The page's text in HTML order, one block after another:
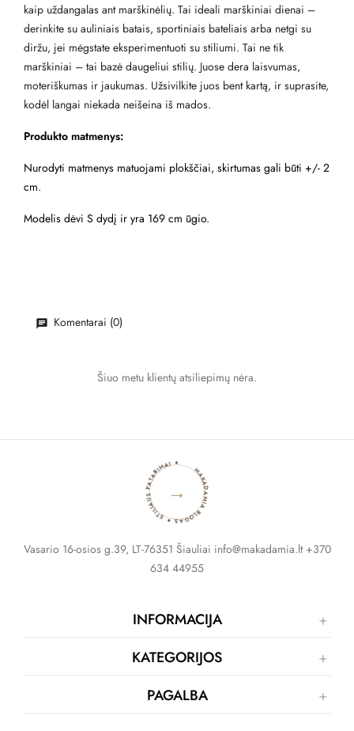
kaip uždangalas ant marškinėlių. Tai ideali marškiniai dienai –
derinkite su auliniais batais, sportiniais bateliais arba netgi su
diržu, jei mėgstate eksperimentuoti su stiliumi. Tai ne tik
marškiniai – tai bazė daugeliui stilių. Juose dera laisvumas,
moteriškumas ir jaukumas. Užsivilkite juos bent kartą, ir suprasite,
kodėl langai niekada neišeina iš mados.
Produkto matmenys:
Nurodyti matmenys matuojami plokščiai, skirtumas gali būti +/- 2
cm.
Modelis dėvi S dydį ir yra 169 cm ūgio.
Komentarai (0)
Šiuo metu klientų atsiliepimų nėra.
MAKADAMIA BLOGAS ✦ STILIAUS PATARIMAI ✦
→
Vasario 16-osios g.39, LT-76351 Šiauliai info@makadamia.lt +370
634 44955
INFORMACIJA
KATEGORIJOS
PAGALBA